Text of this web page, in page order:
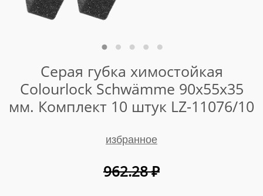
Серая губка химостойкая
Colourlock Schwämme 90x55x35
мм. Комплект 10 штук LZ-11076/10
избранное
962.28₽